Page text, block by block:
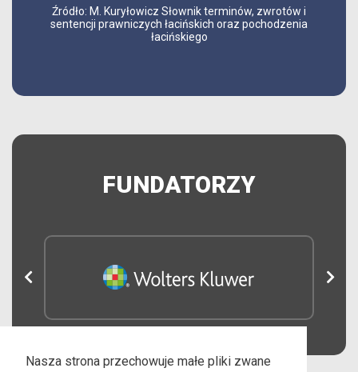
Źródło: M. Kuryłowicz Słownik terminów, zwrotów i
sentencji prawniczych łacińskich oraz pochodzenia
łacińskiego
FUNDATORZY
Nasza strona przechowuje małe pliki zwane